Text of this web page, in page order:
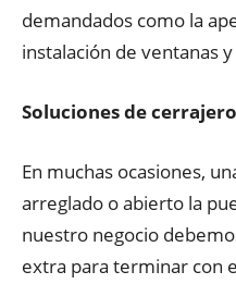
demandados como la
instalación de ventanas
Soluciones de cerrajero
En muchas ocasiones,
arreglado o abierto la
nuestro negocio
extra para terminar con